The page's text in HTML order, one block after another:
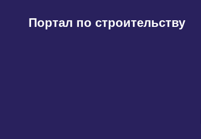
содержимомуПортал по строительству